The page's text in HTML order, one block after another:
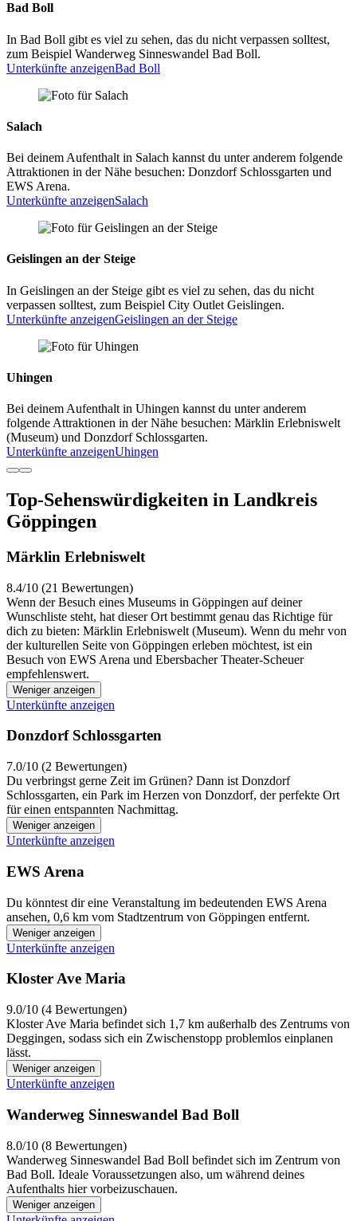
Bad Boll
In Bad Boll gibt es viel zu sehen, das du nicht verpassen solltest,
zum Beispiel Wanderweg Sinneswandel Bad Boll.
Unterkünfte anzeigenBad Boll
Salach
Bei deinem Aufenthalt in Salach kannst du unter anderem folgende
Attraktionen in der Nähe besuchen: Donzdorf Schlossgarten und
EWS Arena.
Unterkünfte anzeigenSalach
Geislingen an der Steige
In Geislingen an der Steige gibt es viel zu sehen, das du nicht
verpassen solltest, zum Beispiel City Outlet Geislingen.
Unterkünfte anzeigenGeislingen an der Steige
Uhingen
Bei deinem Aufenthalt in Uhingen kannst du unter anderem
folgende Attraktionen in der Nähe besuchen: Märklin Erlebniswelt
(Museum) und Donzdorf Schlossgarten.
Unterkünfte anzeigenUhingen
Top-Sehenswürdigkeiten in Landkreis
Göppingen
Märklin Erlebniswelt
8.4/10 (21 Bewertungen)
Wenn der Besuch eines Museums in Göppingen auf deiner
Wunschliste steht, hat dieser Ort bestimmt genau das Richtige für
dich zu bieten: Märklin Erlebniswelt (Museum). Wenn du mehr von
der kulturellen Seite von Göppingen erleben möchtest, ist ein
Besuch von EWS Arena und Ebersbacher Theater-Scheuer
empfehlenswert.
Weniger anzeigen
Unterkünfte anzeigen
Donzdorf Schlossgarten
7.0/10 (2 Bewertungen)
Du verbringst gerne Zeit im Grünen? Dann ist Donzdorf
Schlossgarten, ein Park im Herzen von Donzdorf, der perfekte Ort
für einen entspannten Nachmittag.
Weniger anzeigen
Unterkünfte anzeigen
EWS Arena
Du könntest dir eine Veranstaltung im bedeutenden EWS Arena
ansehen, 0,6 km vom Stadtzentrum von Göppingen entfernt.
Weniger anzeigen
Unterkünfte anzeigen
Kloster Ave Maria
9.0/10 (4 Bewertungen)
Kloster Ave Maria befindet sich 1,7 km außerhalb des Zentrums von
Deggingen, sodass sich ein Zwischenstopp problemlos einplanen
lässt.
Weniger anzeigen
Unterkünfte anzeigen
Wanderweg Sinneswandel Bad Boll
8.0/10 (8 Bewertungen)
Wanderweg Sinneswandel Bad Boll befindet sich im Zentrum von
Bad Boll. Ideale Voraussetzungen also, um während deines
Aufenthalts hier vorbeizuschauen.
Weniger anzeigen